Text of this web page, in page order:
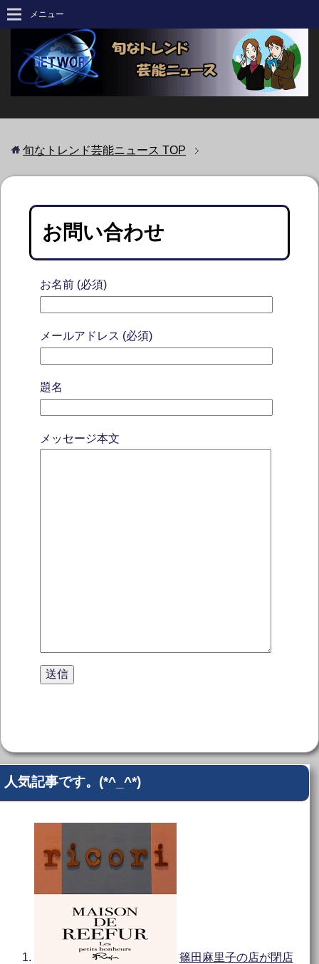
メニュー
旬なトレンド芸能ニュース TOP
お問い合わせ
お名前 (必須)
メールアドレス (必須)
題名
メッセージ本文
人気記事です。(*^_^*)
篠田麻里子の店が閉店